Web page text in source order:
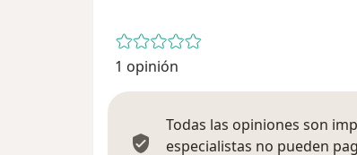
1 opinión
Todas las opiniones son
especialistas no pueden